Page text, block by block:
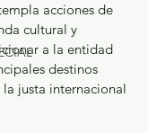
acciones de
cultural y
a la entidad
destinos
justa internacional